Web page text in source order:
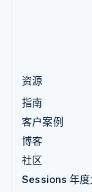
资源
指南
客户案例
博客
社区
Sessions 年度